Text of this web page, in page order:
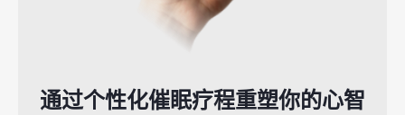
通过个性化催眠疗程重塑你的心智